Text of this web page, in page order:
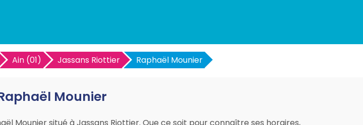
Ain (01) Jassans Riottier Raphaël Mounier
Mounier